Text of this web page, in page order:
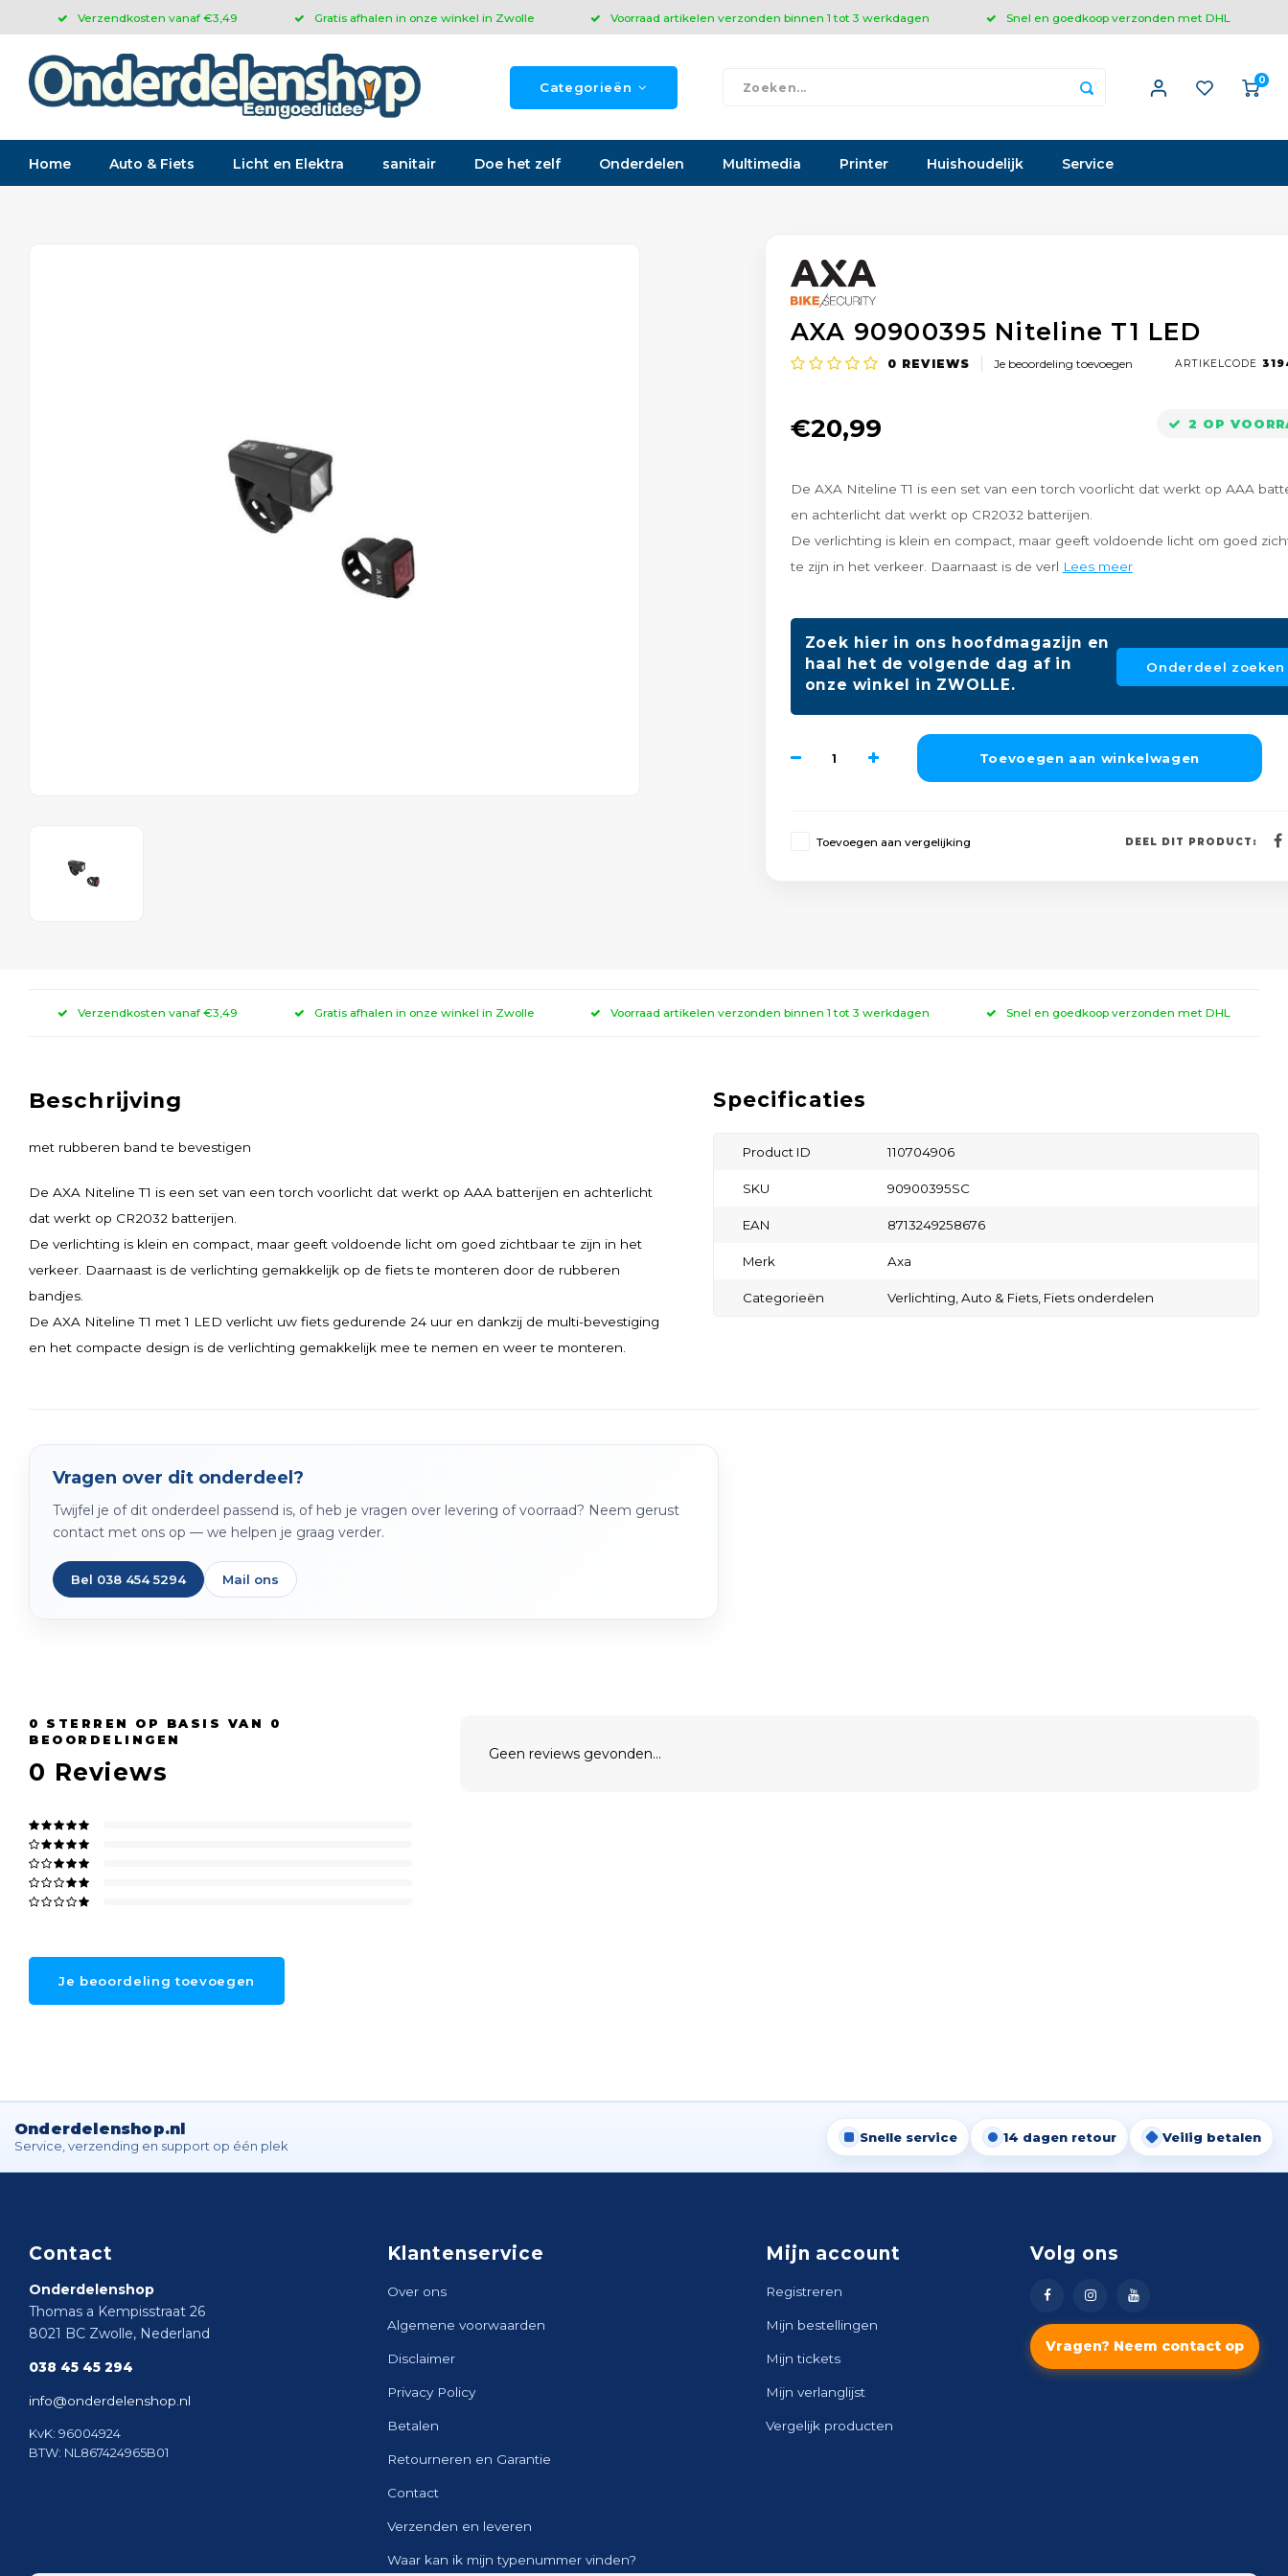
Verzendkosten vanaf €3,49 Gratis afhalen in onze winkel in Zwolle Voorraad artikelen verzonden binnen 1 tot 3 werkdagen Snel en goedkoop verzonden met DHL
Categorieën 0
Home Auto & Fiets Licht en Elektra sanitair Doe het zelf Onderdelen Multimedia Printer Huishoudelijk Service
AXA 90900395 Niteline T1 LED
0 REVIEWS Je beoordeling toevoegen ARTIKELCODE
€20,99 2 OP
De AXA Niteline T1 is een set van een torch voorlicht dat werkt op AAA
en achterlicht dat werkt op CR2032 batterijen.
De verlichting is klein en compact, maar geeft voldoende licht om goed
te zijn in het verkeer. Daarnaast is de verl Lees meer
Zoek hier in ons hoofdmagazijn en
haal het de volgende dag af in
onze winkel in ZWOLLE.
Onderdeel zoeken
Toevoegen aan winkelwagen
Toevoegen aan vergelijking DEEL DIT PRODUCT:
Verzendkosten vanaf €3,49 Gratis afhalen in onze winkel in Zwolle Voorraad artikelen verzonden binnen 1 tot 3 werkdagen Snel en goedkoop verzonden met DHL
Beschrijving
met rubberen band te bevestigen
De AXA Niteline T1 is een set van een torch voorlicht dat werkt op AAA batterijen en achterlicht
dat werkt op CR2032 batterijen.
De verlichting is klein en compact, maar geeft voldoende licht om goed zichtbaar te zijn in het
verkeer. Daarnaast is de verlichting gemakkelijk op de fiets te monteren door de rubberen
bandjes.
De AXA Niteline T1 met 1 LED verlicht uw fiets gedurende 24 uur en dankzij de multi-bevestiging
en het compacte design is de verlichting gemakkelijk mee te nemen en weer te monteren.
Specificaties
Product ID 110704906
SKU 90900395SC
EAN 8713249258676
Merk Axa
Categorieën Verlichting, Auto & Fiets, Fiets onderdelen
Vragen over dit onderdeel?
Twijfel je of dit onderdeel passend is, of heb je vragen over levering of voorraad? Neem gerust
contact met ons op — we helpen je graag verder.
Bel 038 454 5294 Mail ons
0 STERREN OP BASIS VAN 0
BEOORDELINGEN
0 Reviews
Je beoordeling toevoegen
Geen reviews gevonden...
Onderdelenshop.nl
Service, verzending en support op één plek
Snelle service 14 dagen retour Veilig betalen
Contact
Onderdelenshop
Thomas a Kempisstraat 26
8021 BC Zwolle, Nederland
038 45 45 294
info@onderdelenshop.nl
KvK: 96004924
BTW: NL867424965B01
Klantenservice
Over ons
Algemene voorwaarden
Disclaimer
Privacy Policy
Betalen
Retourneren en Garantie
Contact
Verzenden en leveren
Waar kan ik mijn typenummer vinden?
Mijn account
Registreren
Mijn bestellingen
Mijn tickets
Mijn verlanglijst
Vergelijk producten
Volg ons
Vragen? Neem contact op